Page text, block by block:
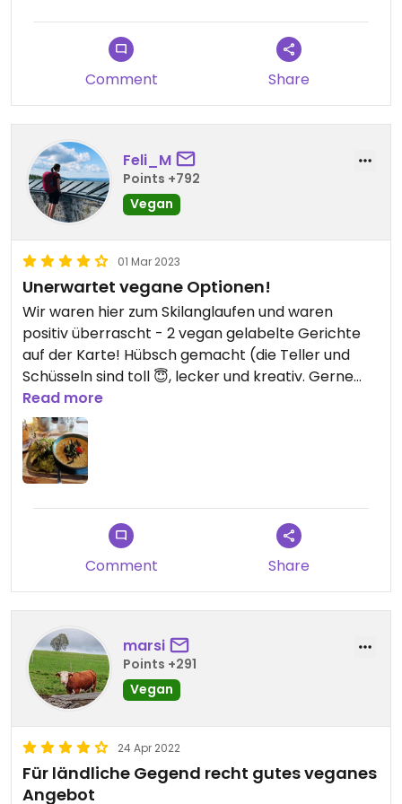
Unfortunately, there is no vegan appetizer or
dessert. They have an extensive wine list, but you
can not determine which are vegan.
The service was a bit brusque, but not completely
unfriendly. Maybe had a bad day.
The interior is quaint and charming. The
surrounding area invites you to explore nature and
offers a few things to do (e.g. toboggan run,
climbing forest).
Comment Share
Feli_M
Points +792
Vegan
01 Mar 2023
Unerwartet vegane Optionen!
Wir waren hier zum Skilanglaufen und waren
positiv überrascht - 2 vegan gelabelte Gerichte
auf der Karte! Hübsch gemacht (die Teller und
Schüsseln sind toll 😇, lecker und kreativ. Gerne
wieder!
Nettes Plus: Vegane Gerichte sind im Verhältnis
zum Fleisch recht günstig
Read more
Comment Share
marsi
Points +291
Vegan
24 Apr 2022
Für ländliche Gegend recht gutes veganes
Angebot